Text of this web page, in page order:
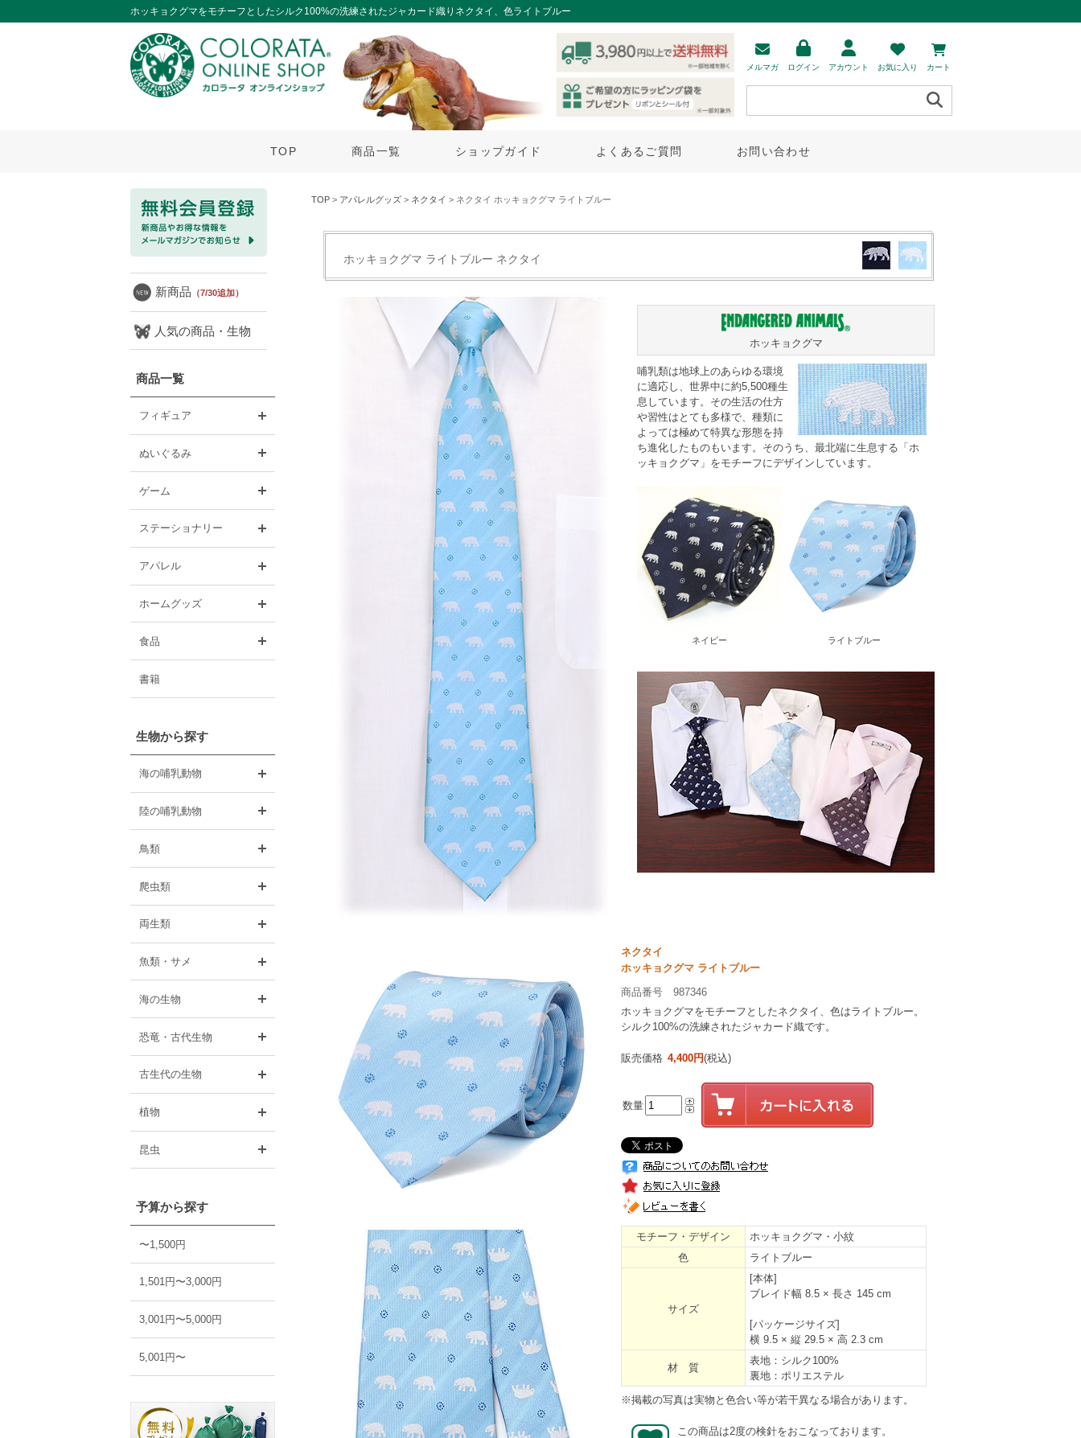
ホッキョクグマをモチーフとしたシルク100%の洗練されたジャカード織りネクタイ、色ライトブルー
メルマガ ログイン アカウント お気に入り カート
TOP 商品一覧 ショップガイド よくあるご質問 お問い合わせ
新商品 （7/30追加）
人気の商品・生物
商品一覧
フィギュア
ぬいぐるみ
ゲーム
ステーショナリー
アパレル
ホームグッズ
食品
書籍
生物から探す
海の哺乳動物
陸の哺乳動物
鳥類
爬虫類
両生類
魚類・サメ
海の生物
恐竜・古代生物
古生代の生物
植物
昆虫
予算から探す
〜1,500円
1,501円〜3,000円
3,001円〜5,000円
5,001円〜
TOP > アパレルグッズ > ネクタイ > ネクタイ ホッキョクグマ ライトブルー
ホッキョクグマ ライトブルー ネクタイ
ホッキョクグマ
哺乳類は地球上のあらゆる環境
に適応し、世界中に約5,500種生
息しています。その生活の仕方
や習性はとても多様で、種類に
よっては極めて特異な形態を持
ち進化したものもいます。そのうち、最北端に生息する「 ホ
ッキョクグマ 」をモチーフにデザインしています。
ネイビー ライトブルー
ネクタイ
ホッキョクグマ ライトブルー
商品番号 987346
ホッキョクグマをモチーフとしたネクタイ、色はライトブルー。
シルク100%の洗練されたジャカード織です。
販売価格 4,400円(税込)
数量
モチーフ・デザイン
ホッキョクグマ・小紋
色
ライトブルー
サイズ
[本体]
ブレイド幅 8.5 × 長さ 145 cm
[パッケージサイズ]
横 9.5 × 縦 29.5 × 高 2.3 cm
材 質
表地：シルク100%
裏地：ポリエステル
※掲載の写真は実物と色合い等が若干異なる場合があります。
この商品は2度の検針をおこなっております。